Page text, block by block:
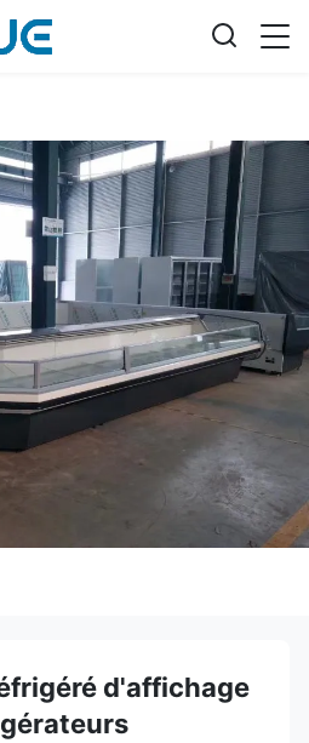
d'affichage